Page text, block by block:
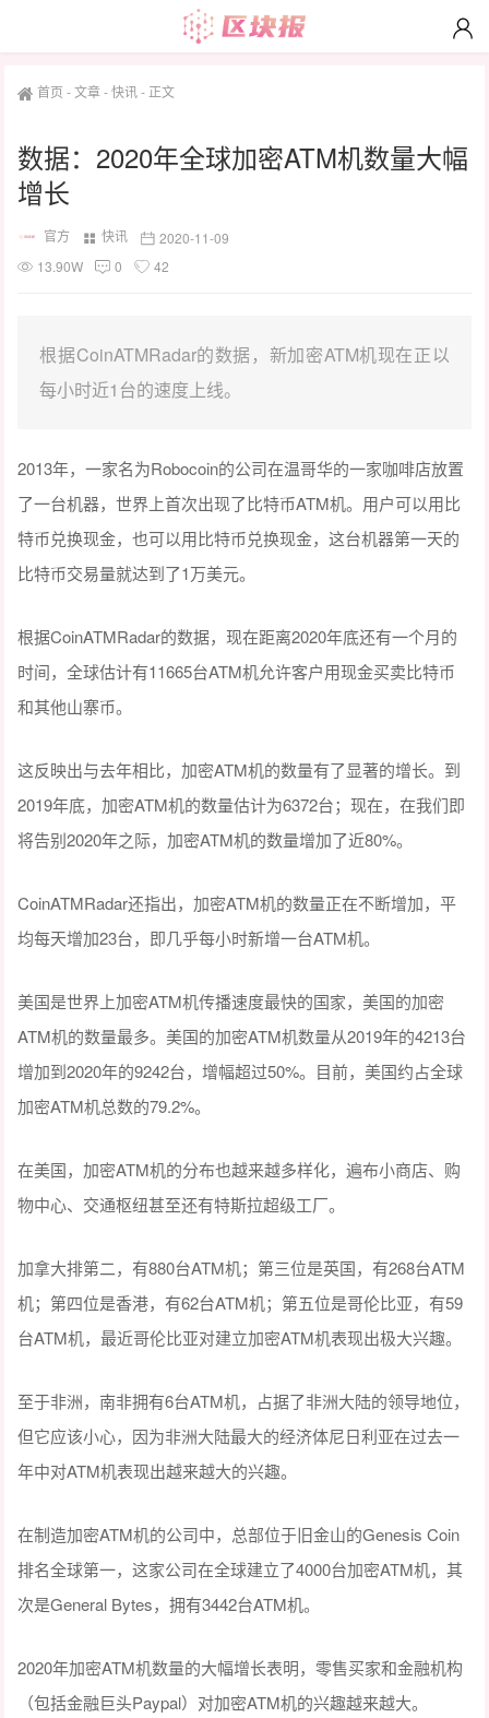
首页 -文章-快讯- 正文
数据：2020年全球加密ATM机数量大幅
增长
官方 快讯
2020-11-09
13.90W
0 42
根据CoinATMRadar的数据，新加密ATM机现在正以
每小时近1台的速度上线。
2013年，一家名为Robocoin的公司在温哥华的一家咖啡店放置
了一台机器，世界上首次出现了比特币ATM机。用户可以用比
特币兑换现金，也可以用比特币兑换现金，这台机器第一天的
比特币交易量就达到了1万美元。
根据CoinATMRadar的数据，现在距离2020年底还有一个月的
时间，全球估计有11665台ATM机允许客户用现金买卖比特币
和其他山寨币。
这反映出与去年相比，加密ATM机的数量有了显著的增长。到
2019年底，加密ATM机的数量估计为6372台；现在，在我们即
将告别2020年之际，加密ATM机的数量增加了近80%。
CoinATMRadar还指出，加密ATM机的数量正在不断增加，平
均每天增加23台，即几乎每小时新增一台ATM机。
美国是世界上加密ATM机传播速度最快的国家，美国的加密
ATM机的数量最多。美国的加密ATM机数量从2019年的4213台
增加到2020年的9242台，增幅超过50%。目前，美国约占全球
加密ATM机总数的79.2%。
在美国，加密ATM机的分布也越来越多样化，遍布小商店、购
物中心、交通枢纽甚至还有特斯拉超级工厂。
加拿大排第二，有880台ATM机；第三位是英国，有268台ATM
机；第四位是香港，有62台ATM机；第五位是哥伦比亚，有59
台ATM机，最近哥伦比亚对建立加密ATM机表现出极大兴趣。
至于非洲，南非拥有6台ATM机，占据了非洲大陆的领导地位，
但它应该小心，因为非洲大陆最大的经济体尼日利亚在过去一
年中对ATM机表现出越来越大的兴趣。
在制造加密ATM机的公司中，总部位于旧金山的Genesis Coin
排名全球第一，这家公司在全球建立了4000台加密ATM机，其
次是General Bytes，拥有3442台ATM机。
2020年加密ATM机数量的大幅增长表明，零售买家和金融机构
（包括金融巨头Paypal）对加密ATM机的兴趣越来越大。